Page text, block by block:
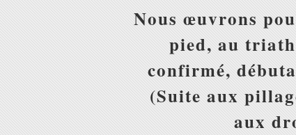
Nous œuvrons
pied, au
confirmé,
(Suite aux
aux